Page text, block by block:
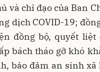
và chỉ đạo của Ban
dịch COVID-19;
đồng bộ, quyết liệt
bách tháo gỡ khó
bảo đảm an sinh xã